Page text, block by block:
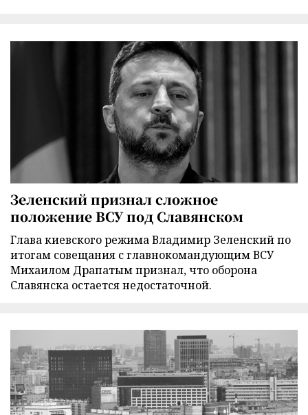
Зеленский признал сложное
положение ВСУ под Славянском
Глава киевского режима Владимир Зеленский по
итогам совещания с главнокомандующим ВСУ
Михаилом Драпатым признал, что оборона
Славянска остается недостаточной.